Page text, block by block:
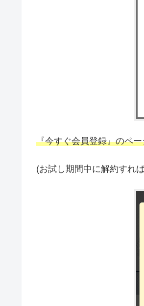
『今すぐ会員登録』のペ
(お試し期間中に解約すれ